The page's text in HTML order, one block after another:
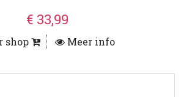
€ 33,99
shop Meer info